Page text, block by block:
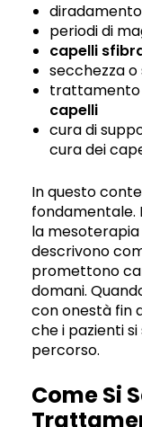
periodi di
capelli
secchezza
trattamento
capelli
cura di
cura dei
In questo
fondamentale.
la
descrivono
promettono
domani.
con onestà fin
che i pazienti
percorso.
Come Si